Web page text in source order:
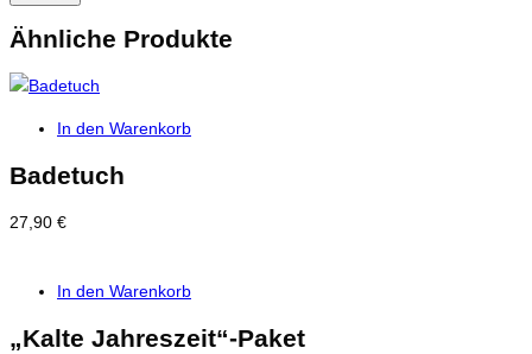
Ähnliche Produkte
In den Warenkorb
Badetuch
27,90 €
In den Warenkorb
„Kalte Jahreszeit“-Paket